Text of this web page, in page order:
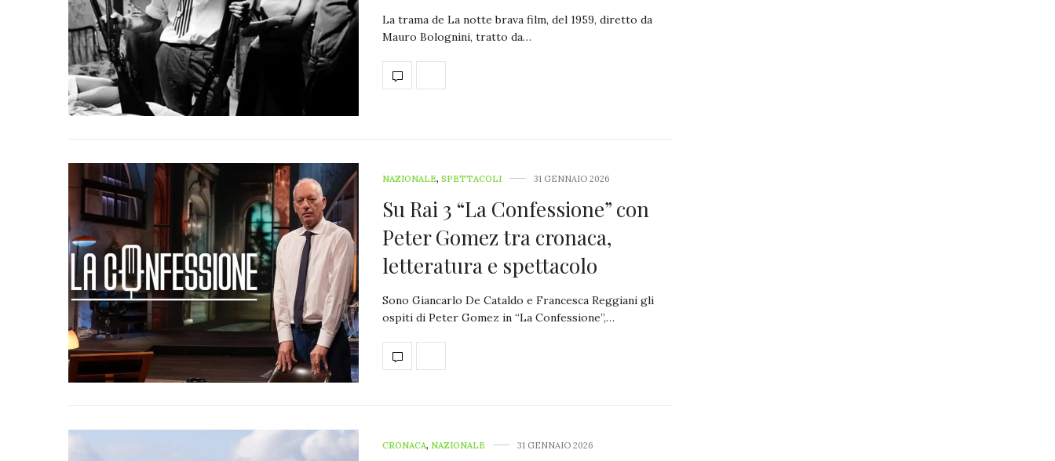
La trama de La notte brava film, del 1959, diretto da
Mauro Bolognini, tratto da…
NAZIONALE, SPETTACOLI 31 GENNAIO 2026
Su Rai 3 “La Confessione” con
Peter Gomez tra cronaca,
letteratura e spettacolo
Sono Giancarlo De Cataldo e Francesca Reggiani gli
ospiti di Peter Gomez in “La Confessione”,…
CRONACA, NAZIONALE 31 GENNAIO 2026